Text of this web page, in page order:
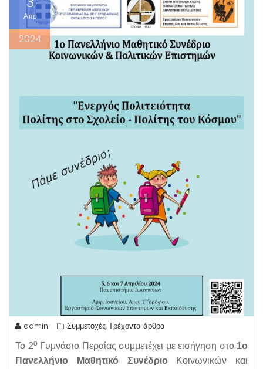
Απρ
2024
admin Συμμετοχές,Τρέχοντα άρθρα
Το 2ο Γυμνάσιο Περαίας συμμετέχει με εισήγηση στο 1ο
Πανελλήνιο Μαθητικό Συνέδριο Κοινωνικών και